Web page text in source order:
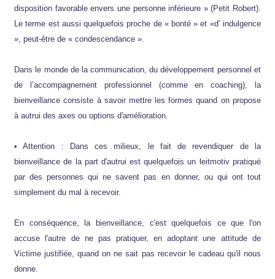
disposition favorable envers une personne inférieure » (Petit Robert).
Le terme est aussi quelquefois proche de « bonté » et «d’ indulgence
», peut-être de « condescendance ».
Dans le monde de la communication, du développement personnel et
de l’accompagnement professionnel (comme en coaching), la
bienveillance consiste à savoir mettre les formes quand on propose
à autrui des axes ou options d'amélioration.
• Attention : Dans ces milieux, le fait de revendiquer de la
bienveillance de la part d'autrui est quelquefois un leitmotiv pratiqué
par des personnes qui ne savent pas en donner, ou qui ont tout
simplement du mal à recevoir.
En conséquence, la bienveillance, c'est quelquefois ce que l'on
accuse l'autre de ne pas pratiquer, en adoptant une attitude de
Victime justifiée, quand on ne sait pas recevoir le cadeau qu'il nous
donne.